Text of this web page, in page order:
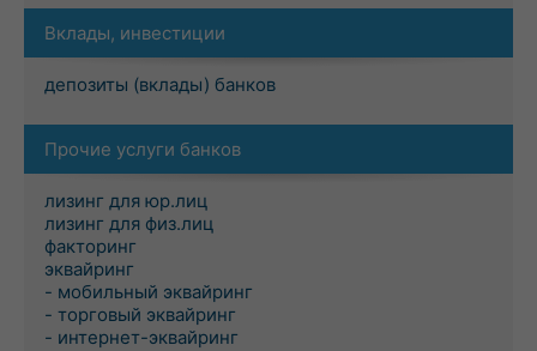
Вклады, инвестиции
депозиты (вклады) банков
Прочие услуги банков
лизинг для юр.лиц
лизинг для физ.лиц
факторинг
эквайринг
- мобильный эквайринг
- торговый эквайринг
- интернет-эквайринг